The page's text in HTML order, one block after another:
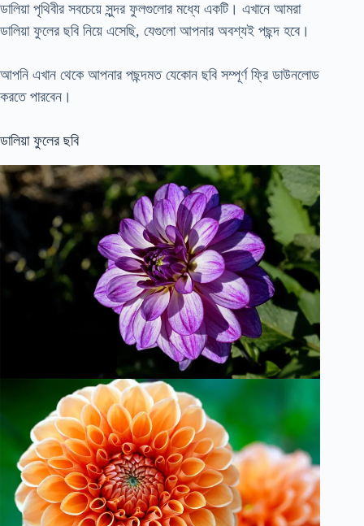
ডালিয়া পৃথিবীর সবচেয়ে সুন্দর ফুলগুলোর মধ্যে একটি। এখানে আমরা
ডালিয়া ফুলের ছবি নিয়ে এসেছি, যেগুলো আপনার অবশ্যই পছন্দ হবে।
আপনি এখান থেকে আপনার পছন্দমত যেকোন ছবি সম্পূর্ণ ফ্রি ডাউনলোড
করতে পারবেন।
ডালিয়া ফুলের ছবি